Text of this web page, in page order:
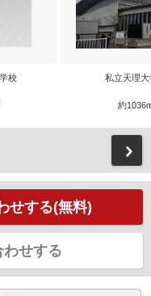
校 私立天理
約
せする(無料)
わせする